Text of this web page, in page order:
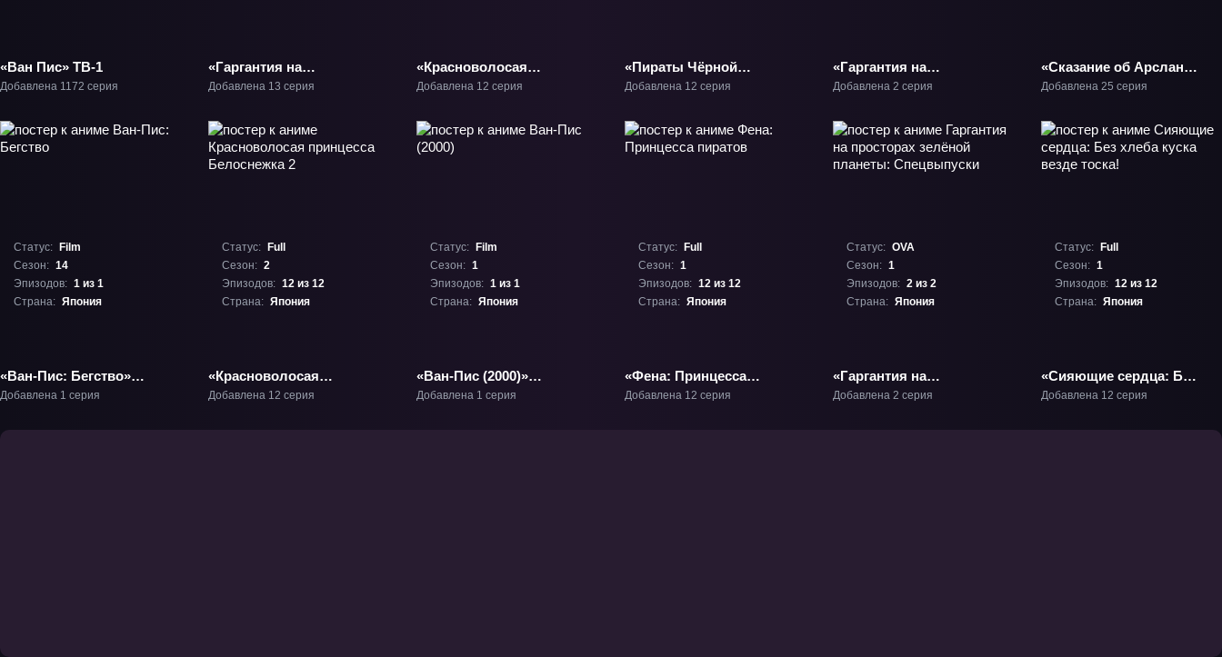
«Ван Пис» ТВ-1
Добавлена 1172 серия
«Гаргантия на
просторах зелёной
Добавлена 13 серия
«Красноволосая
принцесса
Добавлена 12 серия
«Пираты Чёрной
лагуны» ТВ-1
Добавлена 12 серия
«Гаргантия на
просторах зелёной
тропы за горизонт»
ОВА-1
Добавлена 2 серия
«Сказание об Арслане»
ТВ-1
Добавлена 25 серия
Статус:
Film
Сезон: 14
Эпизодов: 1 из 1
Страна: Япония
«Ван-Пис: Бегство»
Фильм-14
Добавлена 1 серия
Статус:
Full
Сезон: 2
Эпизодов: 12 из 12
Страна: Япония
«Красноволосая
принцесса Белоснежка
Добавлена 12 серия
Статус:
Film
Сезон: 1
Эпизодов: 1 из 1
Страна: Япония
«Ван-Пис (2000)»
Фильм-1
Добавлена 1 серия
Статус:
Full
Сезон: 1
Эпизодов: 12 из 12
Страна: Япония
«Фена: Принцесса
пиратов» ТВ-1
Добавлена 12 серия
Статус: OVA
Сезон: 1
Эпизодов: 2 из 2
Страна: Япония
«Гаргантия на
просторах зелёной
Добавлена 2 серия
Статус:
Full
Сезон: 1
Эпизодов: 12 из 12
Страна: Япония
«Сияющие сердца: Без
хлеба куска везде
Добавлена 12 серия